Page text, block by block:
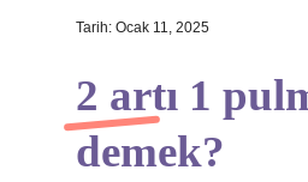
Tarih: Ocak 11, 2025
2 artı 1
demek?